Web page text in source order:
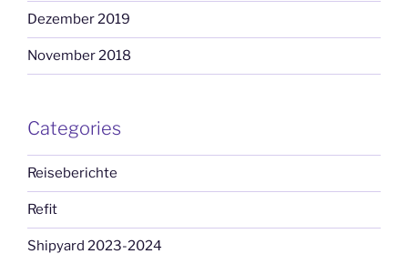
Dezember 2019
November 2018
Categories
Reiseberichte
Refit
Shipyard 2023-2024